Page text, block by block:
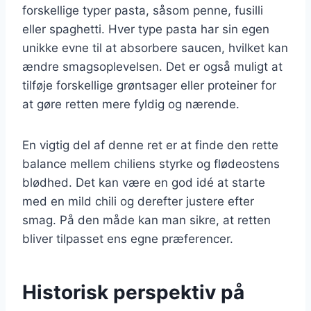
forskellige typer pasta, såsom penne, fusilli
eller spaghetti. Hver type pasta har sin egen
unikke evne til at absorbere saucen, hvilket kan
ændre smagsoplevelsen. Det er også muligt at
tilføje forskellige grøntsager eller proteiner for
at gøre retten mere fyldig og nærende.
En vigtig del af denne ret er at finde den rette
balance mellem chiliens styrke og flødeostens
blødhed. Det kan være en god idé at starte
med en mild chili og derefter justere efter
smag. På den måde kan man sikre, at retten
bliver tilpasset ens egne præferencer.
Historisk perspektiv på